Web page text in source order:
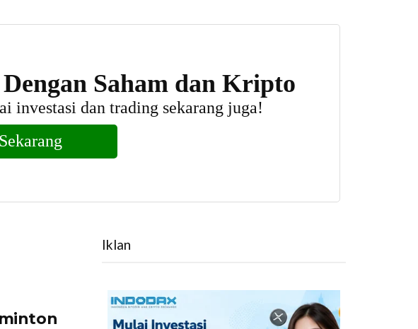
Iklan